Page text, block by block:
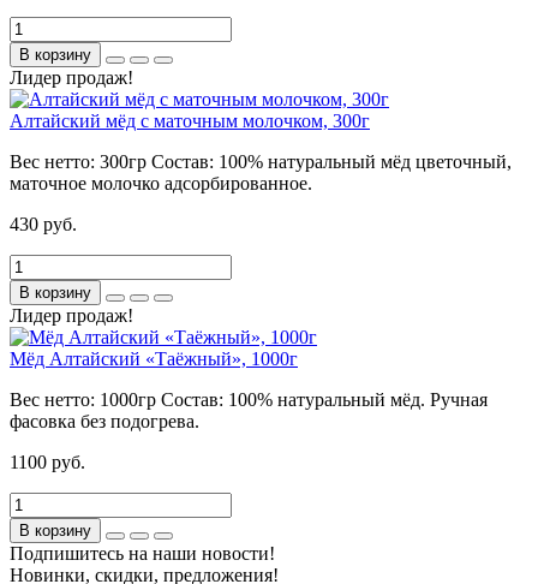
В корзину
Лидер продаж!
Алтайский мёд с маточным молочком, 300г
Вес нетто: 300гр Состав: 100% натуральный мёд цветочный,
маточное молочко адсорбированное.
430 руб.
В корзину
Лидер продаж!
Мёд Алтайский «Таёжный», 1000г
Вес нетто: 1000гр Состав: 100% натуральный мёд. Ручная
фасовка без подогрева.
1100 руб.
В корзину
Подпишитесь на наши новости!
Новинки, скидки, предложения!